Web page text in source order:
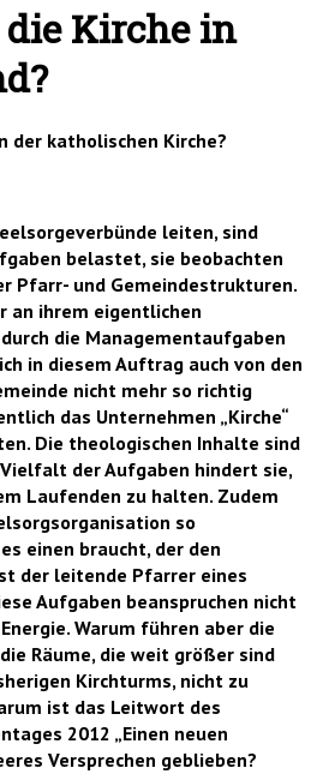
Kirche in
der katholischen Kirche?
leiten, sind
belastet, sie beobachten
Pfarr- und Gemeindestrukturen.
an ihrem eigentlichen
die Managementaufgaben
in diesem Auftrag auch von den
nicht mehr so richtig
das Unternehmen „Kirche“
Die theologischen Inhalte sind
der Aufgaben hindert sie,
Laufenden zu halten. Zudem
so
einen braucht, der den
der leitende Pfarrer eines
Aufgaben beanspruchen nicht
Warum führen aber die
Räume, die weit größer sind
Kirchturms, nicht zu
ist das Leitwort des
2012 „Einen neuen
Versprechen geblieben?